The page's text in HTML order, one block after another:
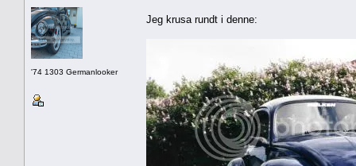
'74 1303 Germanlooker
Jeg krusa rundt i denne: